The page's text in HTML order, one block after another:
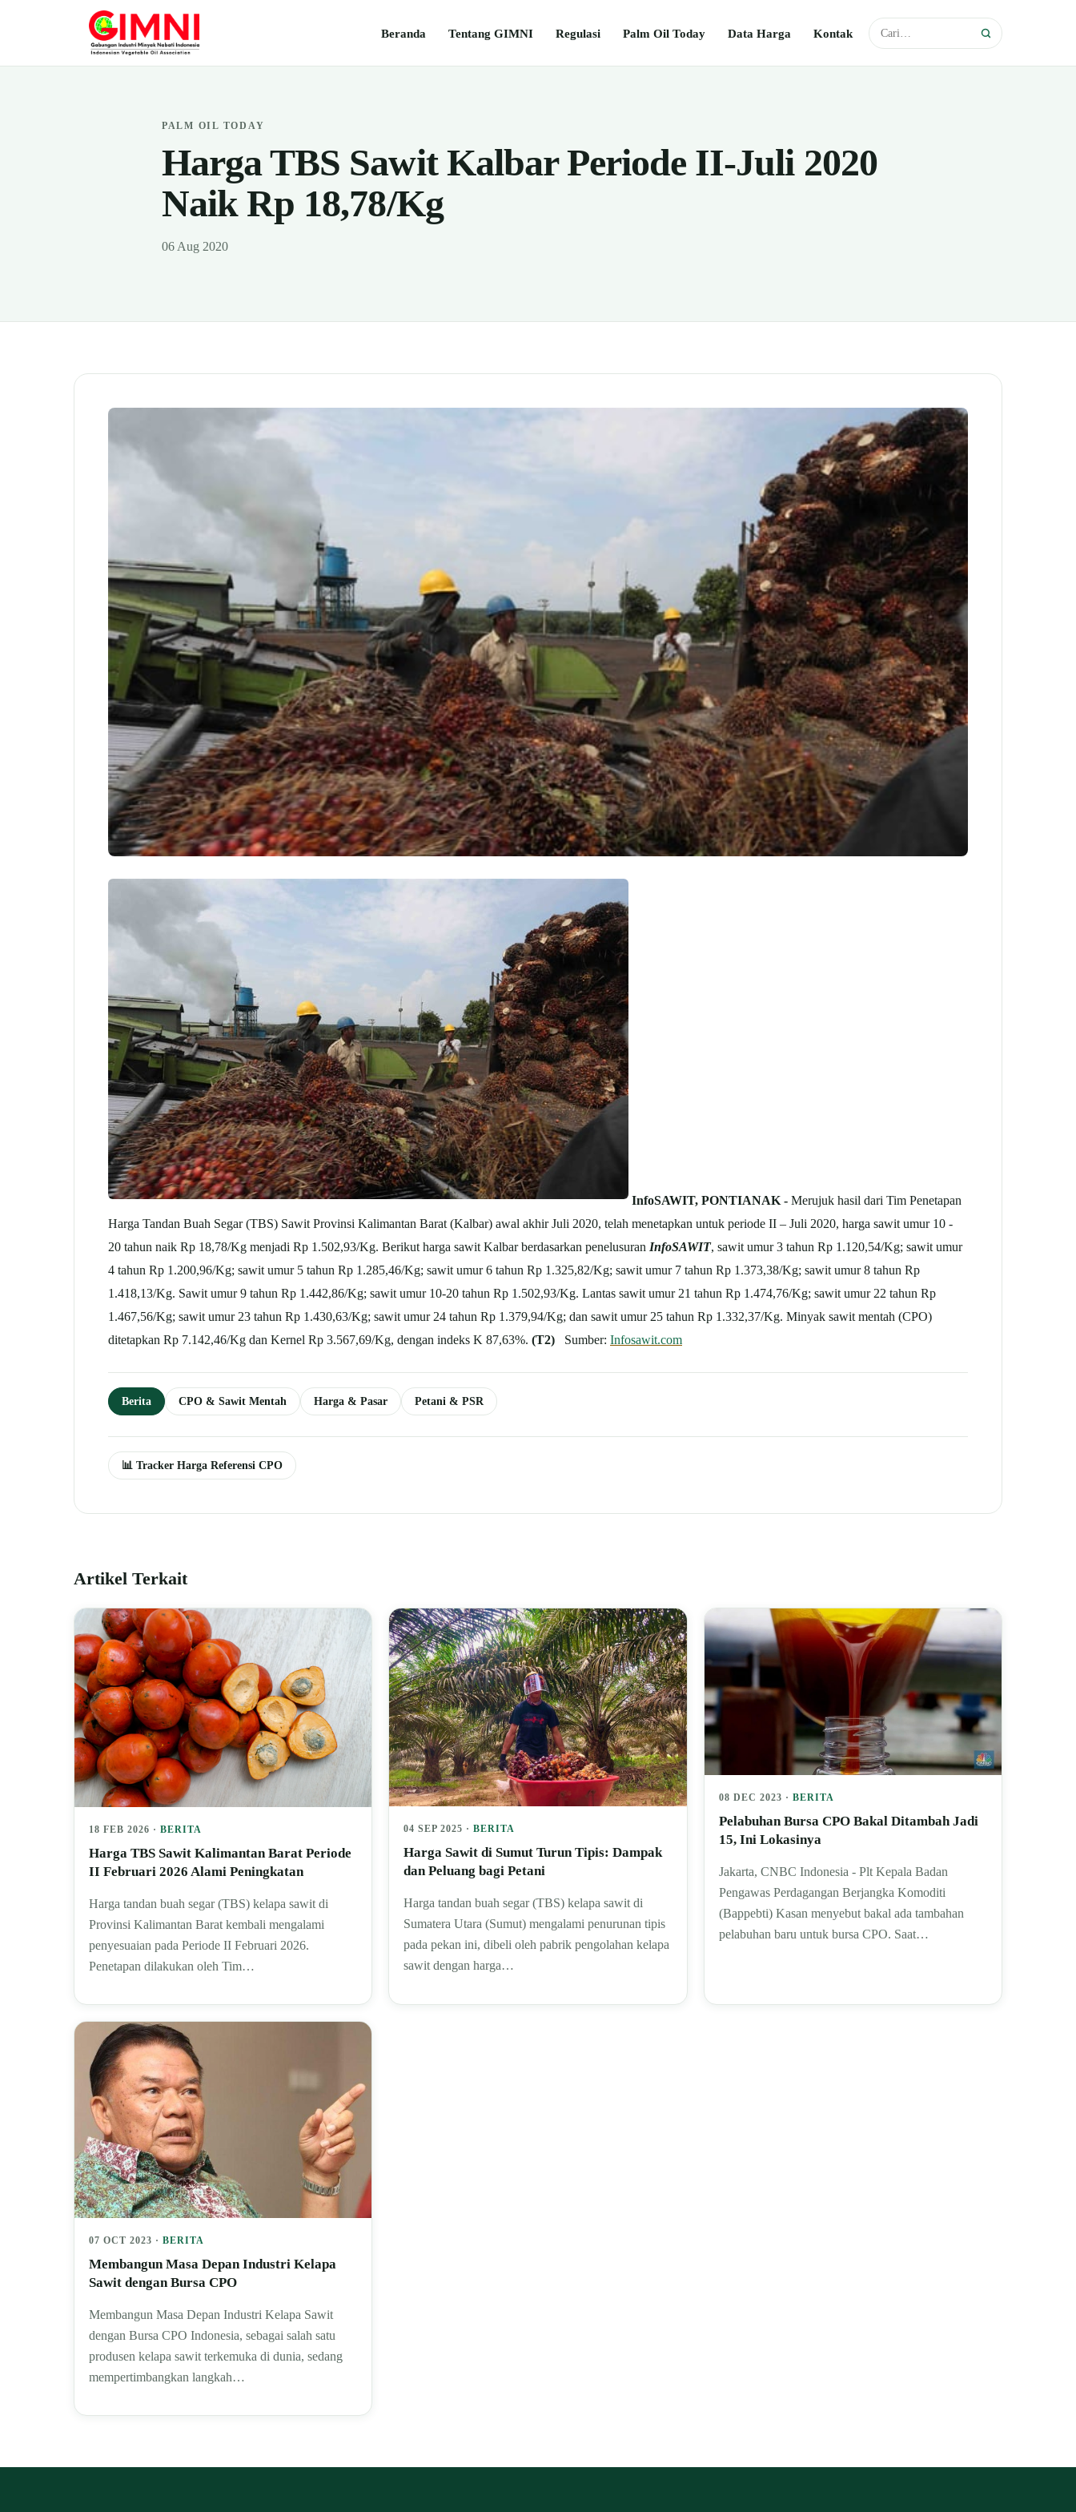
Beranda Tentang GIMNI Regulasi Palm Oil Today Data Harga Kontak
PALM OIL TODAY
Harga TBS Sawit Kalbar Periode II-Juli 2020
Naik Rp 18,78/Kg
06 Aug 2020
InfoSAWIT, PONTIANAK - Merujuk hasil dari Tim Penetapan
Harga Tandan Buah Segar (TBS) Sawit Provinsi Kalimantan Barat (Kalbar) awal akhir Juli 2020, telah menetapkan untuk periode II – Juli 2020, harga sawit umur 10 -
20 tahun naik Rp 18,78/Kg menjadi Rp 1.502,93/Kg. Berikut harga sawit Kalbar berdasarkan penelusuran InfoSAWIT, sawit umur 3 tahun Rp 1.120,54/Kg; sawit umur
4 tahun Rp 1.200,96/Kg; sawit umur 5 tahun Rp 1.285,46/Kg; sawit umur 6 tahun Rp 1.325,82/Kg; sawit umur 7 tahun Rp 1.373,38/Kg; sawit umur 8 tahun Rp
1.418,13/Kg. Sawit umur 9 tahun Rp 1.442,86/Kg; sawit umur 10-20 tahun Rp 1.502,93/Kg. Lantas sawit umur 21 tahun Rp 1.474,76/Kg; sawit umur 22 tahun Rp
1.467,56/Kg; sawit umur 23 tahun Rp 1.430,63/Kg; sawit umur 24 tahun Rp 1.379,94/Kg; dan sawit umur 25 tahun Rp 1.332,37/Kg. Minyak sawit mentah (CPO)
ditetapkan Rp 7.142,46/Kg dan Kernel Rp 3.567,69/Kg, dengan indeks K 87,63%. (T2) Sumber: Infosawit.com
Berita CPO & Sawit Mentah Harga & Pasar Petani & PSR
📊 Tracker Harga Referensi CPO
Artikel Terkait
18 FEB 2026 · BERITA
Harga TBS Sawit Kalimantan Barat Periode
II Februari 2026 Alami Peningkatan
Harga tandan buah segar (TBS) kelapa sawit di
Provinsi Kalimantan Barat kembali mengalami
penyesuaian pada Periode II Februari 2026.
Penetapan dilakukan oleh Tim…
04 SEP 2025 ·BERITA
Harga Sawit di Sumut Turun Tipis: Dampak
dan Peluang bagi Petani
Harga tandan buah segar (TBS) kelapa sawit di
Sumatera Utara (Sumut) mengalami penurunan tipis
pada pekan ini, dibeli oleh pabrik pengolahan kelapa
sawit dengan harga…
08 DEC 2023 · BERITA
Pelabuhan Bursa CPO Bakal Ditambah Jadi
15, Ini Lokasinya
Jakarta, CNBC Indonesia - Plt Kepala Badan
Pengawas Perdagangan Berjangka Komoditi
(Bappebti) Kasan menyebut bakal ada tambahan
pelabuhan baru untuk bursa CPO. Saat…
07 OCT 2023 · BERITA
Membangun Masa Depan Industri Kelapa
Sawit dengan Bursa CPO
Membangun Masa Depan Industri Kelapa Sawit
dengan Bursa CPO Indonesia, sebagai salah satu
produsen kelapa sawit terkemuka di dunia, sedang
mempertimbangkan langkah…